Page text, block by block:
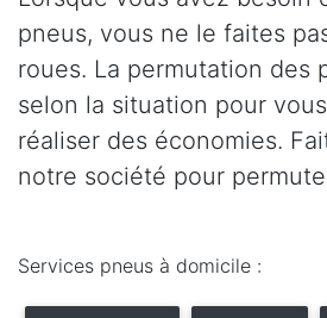
pneus, vous ne le faites
roues. La permutation des
selon la situation pour
réaliser des économies.
notre société pour
Services pneus à domicile :